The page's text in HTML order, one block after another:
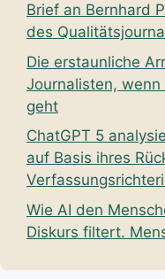
Brief an Bernhard
des
Die erstaunliche
Journalisten,
geht
ChatGPT 5
auf Basis ihres
Wie AI den
Diskurs filtert.